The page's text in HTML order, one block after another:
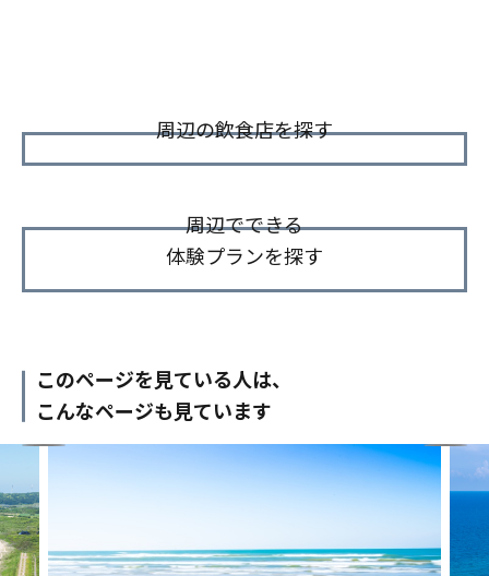
周辺の飲食店を探す
周辺でできる
体験プランを探す
このページを見ている人は、
こんなページも見ています